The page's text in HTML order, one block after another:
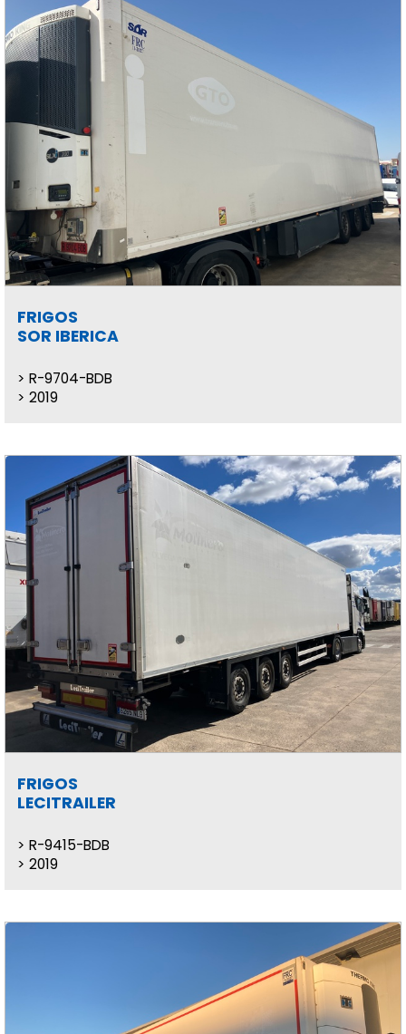
FRIGOS
SOR IBERICA
R-9704-BDB
2019
FRIGOS
LECITRAILER
R-9415-BDB
2019